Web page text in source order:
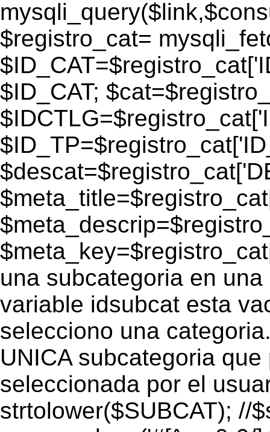
$registro_cat=
$ID_CAT;
una subcategoria en
variable idsubcat esta
selecciono una
UNICA subcategoria
seleccionada por el
strtolower($SUBCAT); //